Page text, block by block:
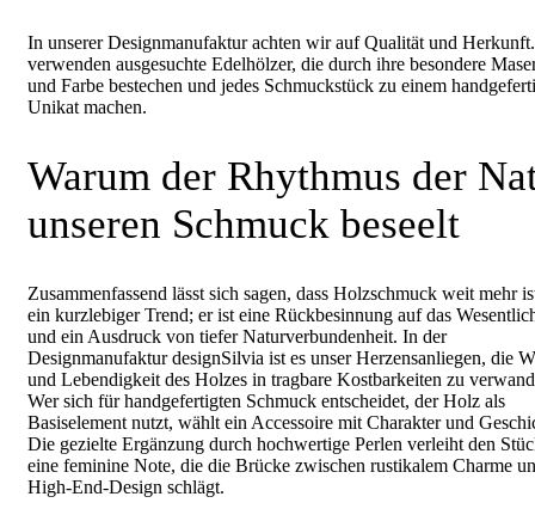
In unserer Designmanufaktur achten wir auf Qualität und
verwenden ausgesuchte Edelhölzer, die durch ihre besondere
und Farbe bestechen und jedes Schmuckstück zu einem
Unikat machen.
Warum der Rhythmus der
unseren Schmuck beseelt
Zusammenfassend lässt sich sagen, dass Holzschmuck weit mehr
ein kurzlebiger Trend; er ist eine Rückbesinnung auf das
und ein Ausdruck von tiefer Naturverbundenheit. In der
Designmanufaktur designSilvia ist es unser Herzensanliegen, die
und Lebendigkeit des Holzes in tragbare Kostbarkeiten zu
Wer sich für handgefertigten Schmuck entscheidet, der Holz als
Basiselement nutzt, wählt ein Accessoire mit Charakter und
Die gezielte Ergänzung durch hochwertige Perlen verleiht den
eine feminine Note, die die Brücke zwischen rustikalem Charme
High-End-Design schlägt.